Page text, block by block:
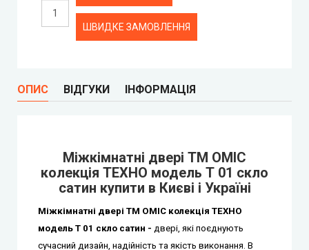
STDM
Verto (Верто)
ШВИДКЕ ЗАМОВЛЕННЯ
ОПИС ВІДГУКИ ІНФОРМАЦІЯ
Mіжкімнатні двері ТМ ОМІС
колекція ТЕХНО модель Т 01 скло
сатин купити в Києві і Україні
Mіжкімнатні двері ТМ ОМІС колекція ТЕХНО
модель Т 01 скло сатин - двері, які поєднують
сучасний дизайн, надійність та якість виконання. В